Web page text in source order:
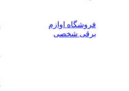
فروشگاه اوازم
برقی شخصی